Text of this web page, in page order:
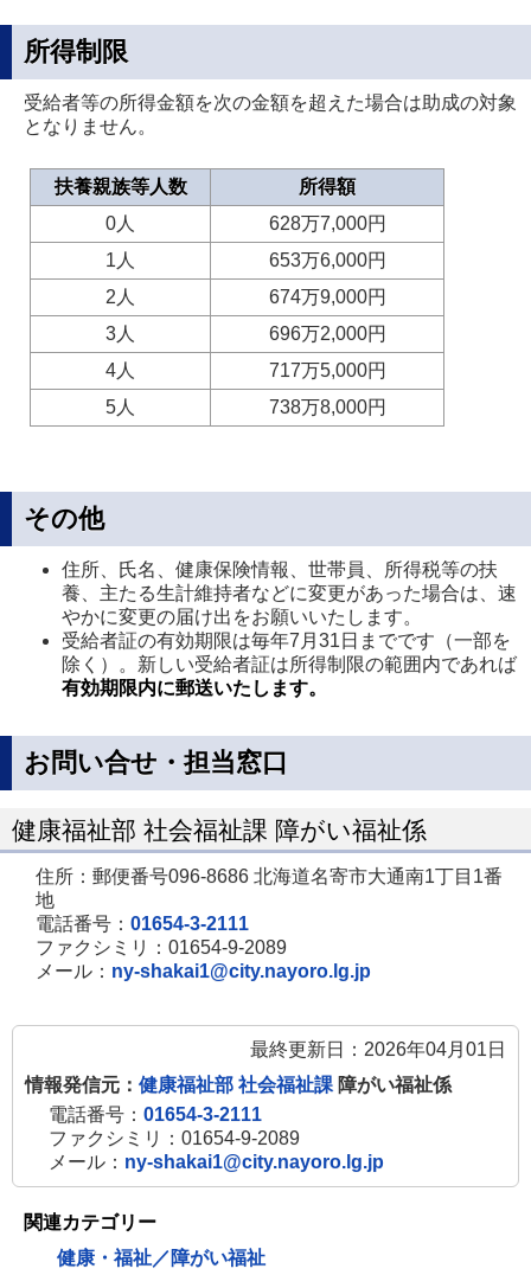
所得制限
受給者等の所得金額を次の金額を超えた場合は助成の対象
となりません。
扶養親族等人数
所得額
0人
628万7,000円
1人
653万6,000円
2人
674万9,000円
3人
696万2,000円
4人
717万5,000円
5人
738万8,000円
その他
住所、氏名、健康保険情報、世帯員、所得税等の扶
養、主たる生計維持者などに変更があった場合は、速
やかに変更の届け出をお願いいたします。
受給者証の有効期限は毎年7月31日までです（一部を
除く）。新しい受給者証は所得制限の範囲内であれば
有効期限内に郵送いたします。
お問い合せ・担当窓口
健康福祉部 社会福祉課 障がい福祉係
住所：郵便番号096-8686 北海道名寄市大通南1丁目1番
地
電話番号： 01654-3-2111
ファクシミリ：01654-9-2089
メール： ny-shakai1@city.nayoro.lg.jp
最終更新日：2026年04月01日
情報発信元： 健康福祉部 社会福祉課 障がい福祉係
電話番号： 01654-3-2111
ファクシミリ：01654-9-2089
メール： ny-shakai1@city.nayoro.lg.jp
関連カテゴリー
健康・福祉／障がい福祉